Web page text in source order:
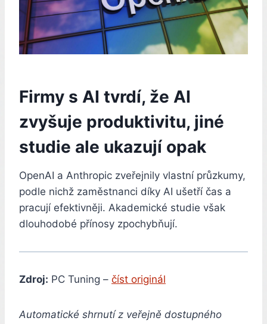
Firmy s AI tvrdí, že AI
zvyšuje produktivitu, jiné
studie ale ukazují opak
OpenAI a Anthropic zveřejnily vlastní průzkumy,
podle nichž zaměstnanci díky AI ušetří čas a
pracují efektivněji. Akademické studie však
dlouhodobé přínosy zpochybňují.
Zdroj: PC Tuning – číst originál
Automatické shrnutí z veřejně dostupného